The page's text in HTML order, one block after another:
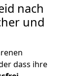
nach
und
dass ihre